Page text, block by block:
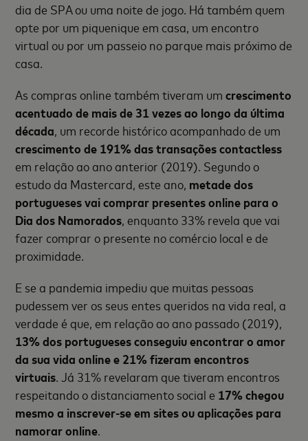
dia de SPA ou uma noite de jogo. Há também quem
opte por um piquenique em casa, um encontro
virtual ou por um passeio no parque mais próximo de
casa.
As compras online também tiveram umcrescimento
acentuado de mais de 31 vezes ao longo da última
década, um recorde histórico acompanhado de um
crescimento de 191% das transações contactless
em relação ao ano anterior (2019). Segundo o
estudo da Mastercard, este ano, metade dos
portugueses vai comprar presentes online para o
Dia dos Namorados, enquanto 33% revela que vai
fazer comprar o presente no comércio local e de
proximidade.
E se a pandemia impediu que muitas pessoas
pudessem ver os seus entes queridos na vida real, a
verdade é que, em relação ao ano passado (2019),
13% dos portugueses conseguiu encontrar o amor
da sua vida online e 21% fizeram encontros
virtuais. Já 31% revelaram que tiveram encontros
respeitando o distanciamento social e 17% chegou
mesmo a inscrever-se em sites ou aplicações para
namorar online.